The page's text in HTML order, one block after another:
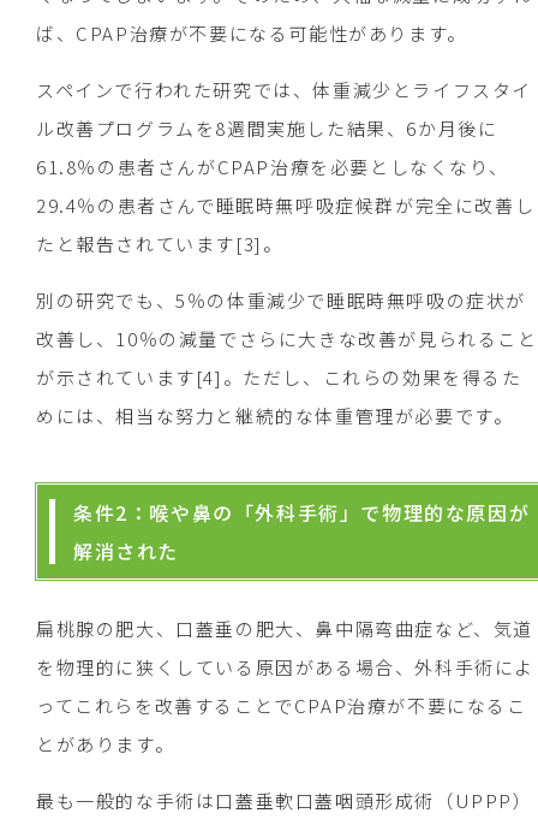
ば、CPAP治療が不要になる可能性があります。
スペインで行われた研究では、体重減少とライフスタイ
ル改善プログラムを8週間実施した結果、6か月後に
61.8％の患者さんがCPAP治療を必要としなくなり、
29.4％の患者さんで睡眠時無呼吸症候群が完全に改善し
たと報告されています[3]。
別の研究でも、5％の体重減少で睡眠時無呼吸の症状が
改善し、10％の減量でさらに大きな改善が見られること
が示されています[4]。ただし、これらの効果を得るた
めには、相当な努力と継続的な体重管理が必要です。
条件2：喉や鼻の「外科手術」で物理的な原因が
解消された
扁桃腺の肥大、口蓋垂の肥大、鼻中隔弯曲症など、気道
を物理的に狭くしている原因がある場合、外科手術によ
ってこれらを改善することでCPAP治療が不要になるこ
とがあります。
最も一般的な手術は口蓋垂軟口蓋咽頭形成術（UPPP）